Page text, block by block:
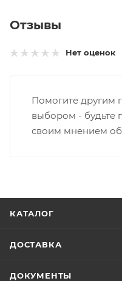
Отзывы
Нет оценок
Помогите другим
выбором - будьте
своим мнением
КАТАЛОГ
ДОСТАВКА
ДОКУМЕНТЫ